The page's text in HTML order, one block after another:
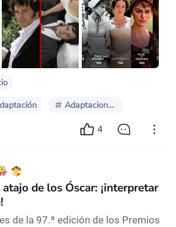
inglesa Jane Austen. Venimos
por lo menos- una locurita
estreno de la serie El Eternauta,
homónima creada por Héctor
allá por 1957, y
Adaptaciones de libros
4
de los Óscar: ¡interpretar
de la 97.ª edición de los Premios